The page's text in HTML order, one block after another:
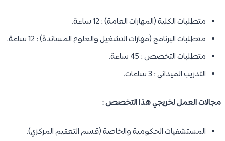
متطلبات الكلية (المهارات العامة) : 12 ساعة.
متطلبات البرنامج (مهارات التشغيل والعلوم المساندة) : 12 ساعة.
متطلبات التخصص : 45 ساعة.
التدريب الميداني : 3 ساعات.
مجالات العمل لخريجي هذا التخصص :
المستشفيات الحكومية والخاصة (قسم التعقيم المركزي).